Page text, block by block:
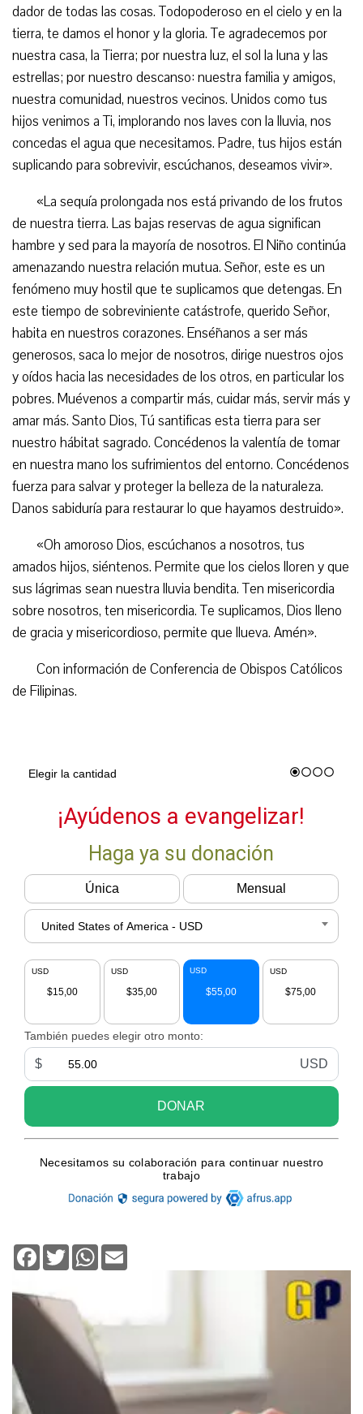
dador de todas las cosas. Todopoderoso en el cielo y en la
tierra, te damos el honor y la gloria. Te agradecemos por
nuestra casa, la Tierra; por nuestra luz, el sol la luna y las
estrellas; por nuestro descanso: nuestra familia y amigos,
nuestra comunidad, nuestros vecinos. Unidos como tus
hijos venimos a Ti, implorando nos laves con la lluvia, nos
concedas el agua que necesitamos. Padre, tus hijos están
suplicando para sobrevivir, escúchanos, deseamos vivir».
«La sequía prolongada nos está privando de los frutos
de nuestra tierra. Las bajas reservas de agua significan
hambre y sed para la mayoría de nosotros. El Niño continúa
amenazando nuestra relación mutua. Señor, este es un
fenómeno muy hostil que te suplicamos que detengas. En
este tiempo de sobreviniente catástrofe, querido Señor,
habita en nuestros corazones. Enséñanos a ser más
generosos, saca lo mejor de nosotros, dirige nuestros ojos
y oídos hacia las necesidades de los otros, en particular los
pobres. Muévenos a compartir más, cuidar más, servir más y
amar más. Santo Dios, Tú santificas esta tierra para ser
nuestro hábitat sagrado. Concédenos la valentía de tomar
en nuestra mano los sufrimientos del entorno. Concédenos
fuerza para salvar y proteger la belleza de la naturaleza.
Danos sabiduría para restaurar lo que hayamos destruido».
«Oh amoroso Dios, escúchanos a nosotros, tus
amados hijos, siéntenos. Permite que los cielos lloren y que
sus lágrimas sean nuestra lluvia bendita. Ten misericordia
sobre nosotros, ten misericordia. Te suplicamos, Dios lleno
de gracia y misericordioso, permite que llueva. Amén».
Con información de Conferencia de Obispos Católicos
de Filipinas.
Facebook
TwitterWhatsApp